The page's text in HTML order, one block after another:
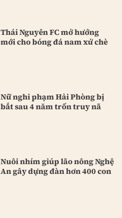
Thái Nguyên FC mở hướng
mới cho bóng đá nam xứ chè
Nữ nghi phạm Hải Phòng bị
bắt sau 4 năm trốn truy nã
Nuôi nhím giúp lão nông Nghệ
An gây dựng đàn hơn 400 con